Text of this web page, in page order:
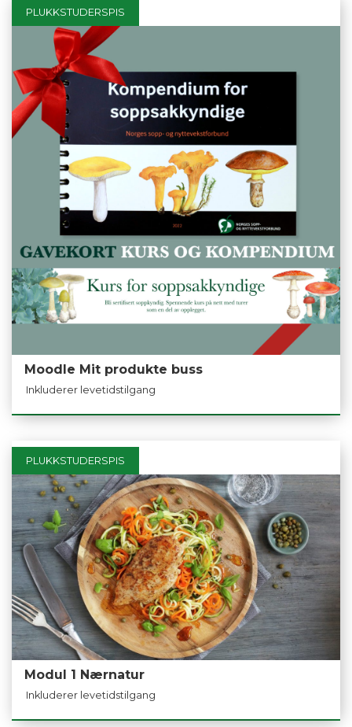
PLUKKSTUDERSPIS
Moodle Mit produkte buss
Inkluderer levetidstilgang
PLUKKSTUDERSPIS
Modul 1 Nærnatur
Inkluderer levetidstilgang